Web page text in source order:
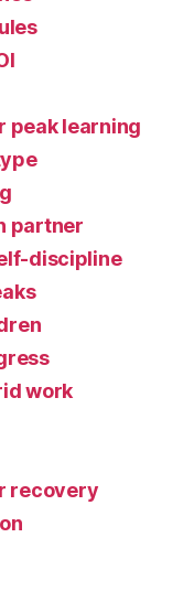
peak learning
partner
discipline
work
recovery